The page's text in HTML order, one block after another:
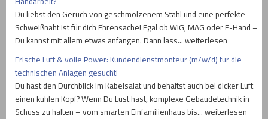
Du liebst den Geruch von geschmolzenem Stahl und eine perfekte
Schweißnaht ist für dich Ehrensache! Egal ob WIG, MAG oder E-Hand –
Du kannst mit allem etwas anfangen. Dann lass… weiterlesen
Frische Luft & volle Power: Kundendienstmonteur (m/w/d) für die
technischen Anlagen gesucht!
Du hast den Durchblick im Kabelsalat und behältst auch bei dicker Luft
einen kühlen Kopf? Wenn Du Lust hast, komplexe Gebäudetechnik in
Schuss zu halten – vom smarten Einfamilienhaus bis… weiterlesen